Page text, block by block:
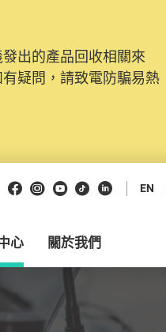
出的產品回收相關來
疑問，請致電防騙易熱
Facebook
Instagram
Youtube
抖音領英 EN
心 關於我們